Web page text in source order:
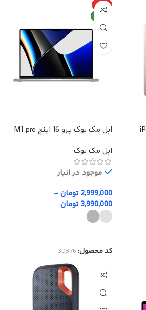
ویژه
اپل مک بوک پرو 16 اینچ M1 pro
اپل مک بوک
موجود در انبار
2,999,000 تومان –
3,990,000 تومان
کد محصول:30876